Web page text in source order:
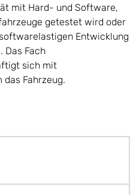
mit Hard- und Software,
getestet wird oder
Entwicklung
Das Fach
sich mit
Fahrzeug.